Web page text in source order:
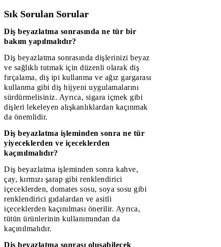
Sık Sorulan Sorular
Diş beyazlatma sonrasında ne tür bir
bakım yapılmalıdır?
Diş beyazlatma sonrasında dişlerinizi beyaz
ve sağlıklı tutmak için düzenli olarak diş
fırçalama, diş ipi kullanma ve ağız gargarası
kullanma gibi diş hijyeni uygulamalarını
sürdürmelisiniz. Ayrıca, sigara içmek gibi
dişleri lekeleyen alışkanlıklardan kaçınmak
da önemlidir.
Diş beyazlatma işleminden sonra ne tür
yiyeceklerden ve içeceklerden
kaçınılmalıdır?
Diş beyazlatma işleminden sonra kahve,
çay, kırmızı şarap gibi renklendirici
içeceklerden, domates sosu, soya sosu gibi
renklendirici gıdalardan ve asitli
içeceklerden kaçınılması önerilir. Ayrıca,
tütün ürünlerinin kullanımından da
kaçınılmalıdır.
Diş beyazlatma sonrası oluşabilecek